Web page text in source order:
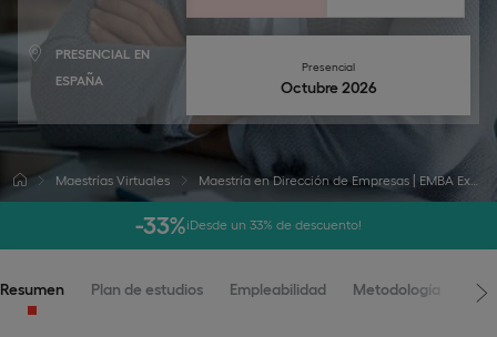
PRESENCIAL EN
ESPAÑA
Presencial
octubre 2026
Maestrías Virtuales Maestría en Dirección de Empresas | EMBA Executive
-33%¡Desde un 33% de descuento!
Resumen Plan de estudios Empleabilidad Metodología